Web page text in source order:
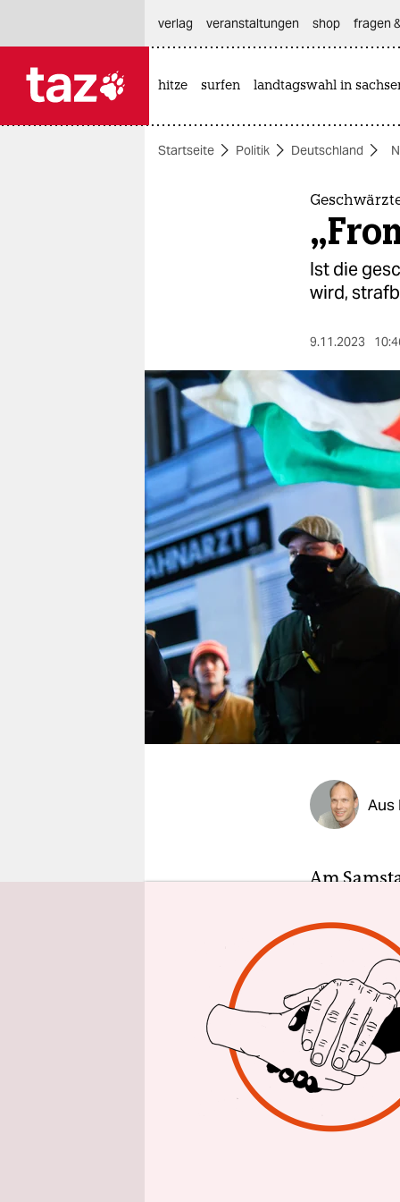
themen
berlin
nord
wahrheit
verlag
verlag
veranstaltungen
shop
fragen & hilfe
unterstützen
abo
verlag
veranstaltungen shop fragen
hitze surfen landtagswahl in
Startseite Politik Deutschland
Ist die
wird,
9.11.2023
Aus
Am
mehrfach
be free“.
Vorfall bei
Das
„From the
Staates
Der